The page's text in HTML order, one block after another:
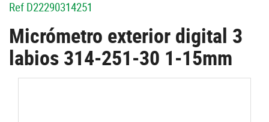
correo
a
Listas
RefD22290314251
Micrómetro exterior digital 3
labios 314-251-30 1-15mm